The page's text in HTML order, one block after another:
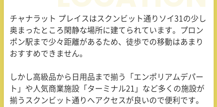
チャナラット プレイスはスクンビット通りソイ31の少し
奥まったところ閑静な場所に建てられています。プロン
ポン駅まで少々距離があるため、徒歩での移動はあまり
おすすめできません。
しかし高級品から日用品まで揃う「エンポリアムデパー
ト」や人気商業施設「ターミナル21」など多くの施設が
揃うスクンビット通りへアクセスが良いので便利です。